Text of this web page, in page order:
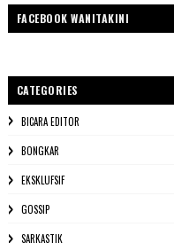
FACEBOOK WANITAKINI
CATEGORIES
BICARA EDITOR
BONGKAR
EKSKLUFSIF
GOSSIP
SARKASTIK